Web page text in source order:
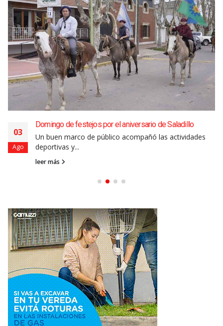
03
Ago
Domingo de festejos por el aniversario de Saladillo
Un buen marco de público acompañó las actividades
deportivas y...
leer más